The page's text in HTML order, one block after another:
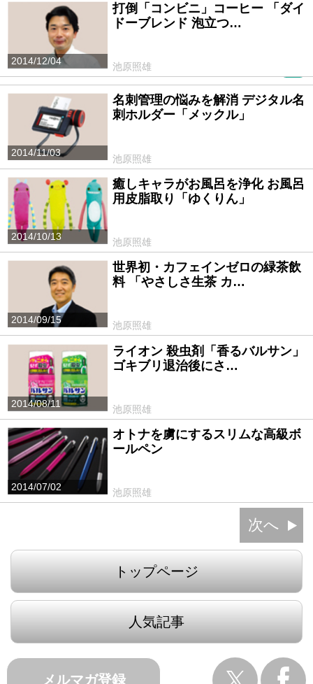
2014/12/04
打倒「コンビニ」コーヒー 「ダイ
ドーブレンド 泡立つ…
池原照雄
2014/11/03
名刺管理の悩みを解消 デジタル名
刺ホルダー「メックル」
池原照雄
2014/10/13
癒しキャラがお風呂を浄化 お風呂
用皮脂取り「ゆくりん」
池原照雄
2014/09/15
世界初・カフェインゼロの緑茶飲
料 「やさしさ生茶 カ…
池原照雄
2014/08/11
ライオン 殺虫剤「香るバルサン」
ゴキブリ退治後にさ…
池原照雄
2014/07/02
オトナを虜にするスリムな高級ボ
ールペン
池原照雄
次へ
トップページ
人気記事
メルマガ登録